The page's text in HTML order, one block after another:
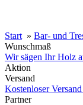
Start » Bar- und
Wunschmaß
Wir sägen Ihr Holz
Aktion
Versand
Kostenloser
Partner